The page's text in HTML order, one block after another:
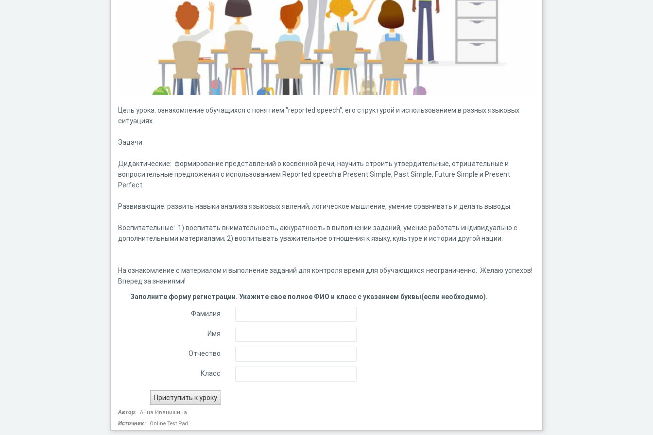
Цель урока: ознакомление обучащихся с понятием "reported speech", его структурой и использованием в разных языковых
ситуациях.
Задачи:
Дидактические: формирование представлений о косвенной речи, научить строить утвердительные, отрицательные и
вопросительные предложения с использованием Reported speech в Present Simple, Past Simple, Future Simple и Present
Perfect.
Развивающие: развить навыки анализа языковых явлений, логическое мышление, умение сравнивать и делать выводы.
Воспитательные: 1) воспитать внимательность, аккуратность в выполнении заданий, умение работать индивидуально с
дополнительными материалами; 2) воспитывать уважительное отношения к языку, культуре и истории другой нации.
На ознакомление с материалом и выполнение заданий для контроля время для обучающихся неограниченно. Желаю успехов!
Вперед за знаниями!
Заполните форму регистрации. Укажите свое полное ФИО и класс с указанием буквы(если необходимо).
Фамилия
Имя
Отчество
Класс
Автор: Анна Иванишина
Источник: Online Test Pad